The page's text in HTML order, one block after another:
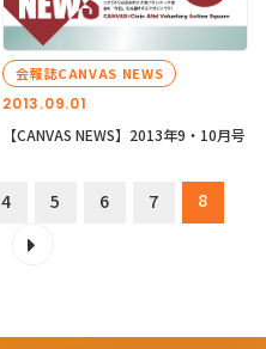
2013.09.01
会報誌CANVAS NEWS
【CANVAS NEWS】2013年9・10月号
4 5 6 7
8